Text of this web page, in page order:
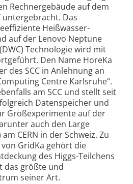
Rechner­gebäude auf dem
untergebracht. Das
Heißwasser-
auf der Lenovo Neptune
Technologie wird mit
Den Name HoreKa
des SCC in Anlehnung an
Centre Karlsruhe“.
am SCC und stellt seit
Datenspeicher und
Groß­experimente auf der
auch den Large
CERN in der Schweiz. Zu
GridKa gehört die
des Higgs-Teilchens
das größte und
seiner Art.